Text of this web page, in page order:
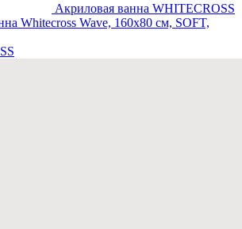
Акриловая ванна WHITECROSS
Whitecross Wave, 160x80 см, SOFT,